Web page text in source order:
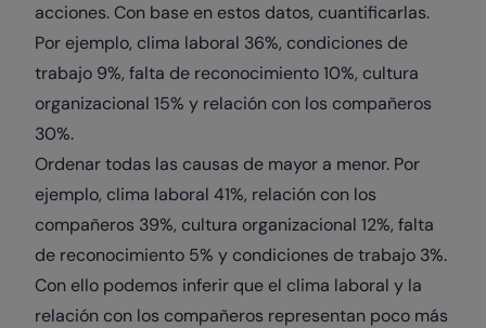
acciones. Con base en estos datos, cuantificarlas.
Por ejemplo, clima laboral 36%, condiciones de
trabajo 9%, falta de reconocimiento 10%, cultura
organizacional 15% y relación con los compañeros
30%.
Ordenar todas las causas de mayor a menor. Por
ejemplo, clima laboral 41%, relación con los
compañeros 39%, cultura organizacional 12%, falta
de reconocimiento 5% y condiciones de trabajo 3%.
Con ello podemos inferir que el clima laboral y la
relación con los compañeros representan poco más